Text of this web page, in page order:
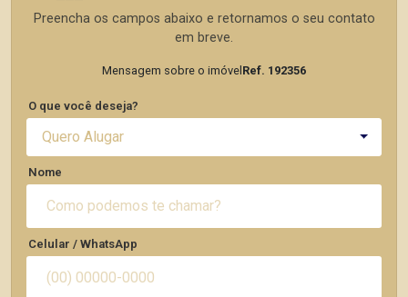
Preencha os campos abaixo e retornamos o seu contato
em breve.
Mensagem sobre o imóvel Ref. 192356
O que você deseja?
Quero Alugar
Nome
Celular / WhatsApp